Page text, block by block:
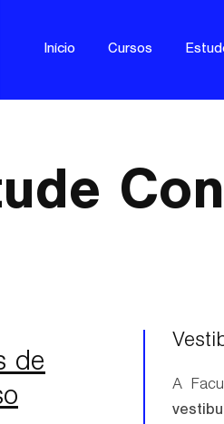
Início Cursos
de
A